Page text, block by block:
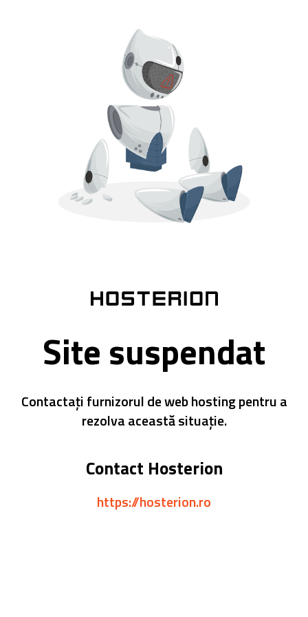
Site suspendat
Contactați furnizorul de web hosting pentru a
rezolva această situație.
Contact Hosterion
https://hosterion.ro